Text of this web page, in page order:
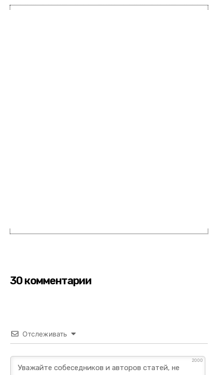
30 комментарии
Отслеживать
2000